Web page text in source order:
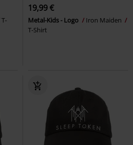
T-
19,99 €
Metal-Kids - Logo
Iron Maiden
T-Shirt